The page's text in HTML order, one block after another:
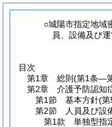
○城陽市指定地域
員、設備及び
目次
第1章
総則 (第1条―
第2章
介護予防認知
第1節
基本方針(第
第2節
人員及び設
第1款
単独型指